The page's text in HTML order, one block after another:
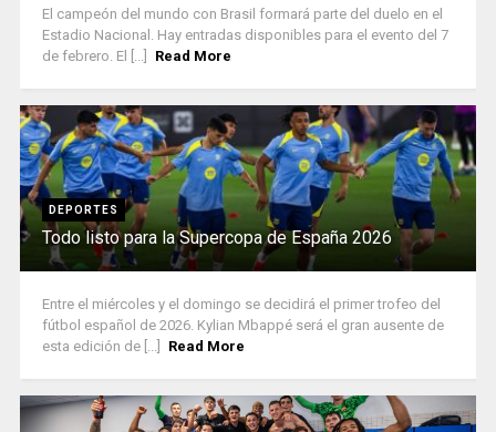
El campeón del mundo con Brasil formará parte del duelo en el
Estadio Nacional. Hay entradas disponibles para el evento del 7
de febrero. El [...]
Read More
DEPORTES
Todo listo para la Supercopa de España 2026
Entre el miércoles y el domingo se decidirá el primer trofeo del
fútbol español de 2026. Kylian Mbappé será el gran ausente de
esta edición de [...]
Read More